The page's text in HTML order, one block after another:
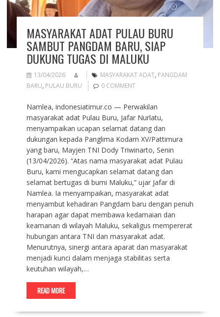
MASYARAKAT ADAT PULAU BURU
SAMBUT PANGDAM BARU, SIAP
DUKUNG TUGAS DI MALUKU
13/04/2026 MASYARAKAT ADAT, PANGDAM
BARU, PULAU BURU 0 COMMENT
Namlea, indonesiatimur.co — Perwakilan
masyarakat adat Pulau Buru, Jafar Nurlatu,
menyampaikan ucapan selamat datang dan
dukungan kepada Panglima Kodam XV/Pattimura
yang baru, Mayjen TNI Dody Triwinarto, Senin
(13/04/2026). “Atas nama masyarakat adat Pulau
Buru, kami mengucapkan selamat datang dan
selamat bertugas di bumi Maluku,” ujar Jafar di
Namlea. Ia menyampaikan, masyarakat adat
menyambut kehadiran Pangdam baru dengan penuh
harapan agar dapat membawa kedamaian dan
keamanan di wilayah Maluku, sekaligus mempererat
hubungan antara TNI dan masyarakat adat.
Menurutnya, sinergi antara aparat dan masyarakat
menjadi kunci dalam menjaga stabilitas serta
keutuhan wilayah,…
READ MORE